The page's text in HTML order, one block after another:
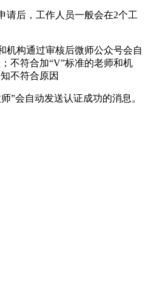
请后，工作人员一般会在2个工
机构通过审核后微师公众号会自
不符合加“V”标准的老师和机
不符合原因
”会自动发送认证成功的消息。